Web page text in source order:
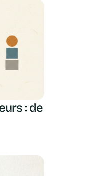
: de